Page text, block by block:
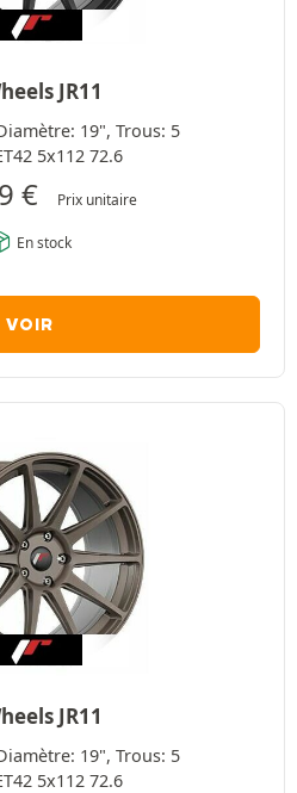
JR11
19", Trous: 5
5x112 72.6
€ Prix unitaire
En stock
VOIR
JR11
19", Trous: 5
5x112 72.6